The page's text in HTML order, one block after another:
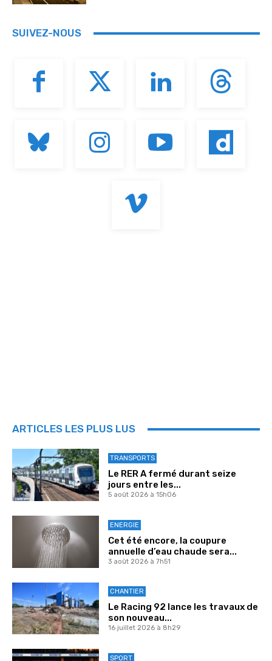
SUIVEZ-NOUS
ARTICLES LES PLUS LUS
TRANSPORTS
Le RER A fermé durant seize
jours entre les...
5 août 2026 à 15h06
ENERGIE
Cet été encore, la coupure
annuelle d’eau chaude sera...
3 août 2026 à 7h51
CHANTIER
Le Racing 92 lance les travaux de
son nouveau...
16 juillet 2026 à 8h29
SPORT